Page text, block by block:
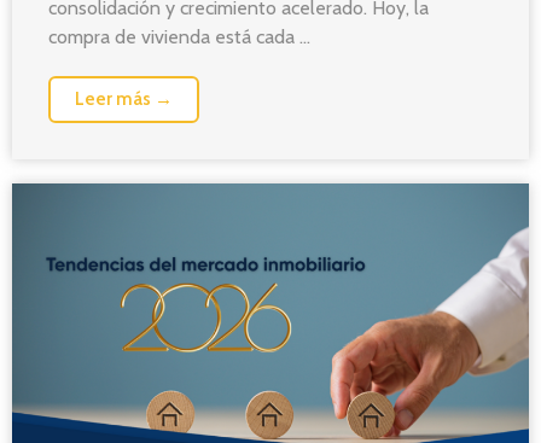
consolidación y crecimiento acelerado. Hoy, la
compra de vivienda está cada ...
Leer más →